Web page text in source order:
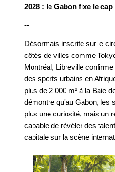
2028 : le Gabon fixe le
--
Désormais inscrite sur le
côtés de villes comme
Montréal, Libreville
des sports urbains en
plus de 2 000 m² à la Baie
démontre qu'au Gabon, les
plus une curiosité, mais un
capable de révéler des
capitale sur la scène